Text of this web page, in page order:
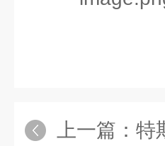
上一篇： 特